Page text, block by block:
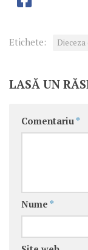
Etichete: Dieceza
LASĂ UN
Comentariu *
Nume *